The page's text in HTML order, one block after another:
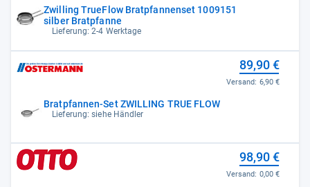
Zwilling TrueFlow Bratpfannenset 1009151
silber Bratpfanne
Lieferung: 2-4 Werktage
Bratpfannen-Set ZWILLING TRUE FLOW
Lieferung: siehe Händler
89,90 €
Versand: 6,90 €
98,90 €
Versand: 0,00 €